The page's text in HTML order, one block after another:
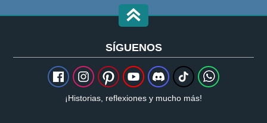
SÍGUENOS
¡Historias, reflexiones y mucho más!